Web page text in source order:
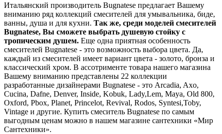
Итальянский производитель Bugnatese предлагает Вашему
вниманию ряд коллекций смесителей для умывальника, биде,
ванны, душа и для кухни. Так же, среди моделей смесителей
Bugnatese, Вы сможете выбрать душевую стойку с
тропическим душем. Еще одна приятная особенность
смесителей Bugnatese - это возможность выбора цвета. Да,
каждый из смесителей имеет вариант цвета - золото, бронза и
классический хром. В ассотрименте товара нашего магазина
Вашему вниманию представлены 22 коллекции
разработанные дизайнерами Bugnatese - это Arcadia, Axo,
Cucina, Dafne, Denver, Inside, Kobuk, Lady,Lem, Maya, Old 800,
Oxford, Pbox, Planet, Princelot, Revival, Rodos, Syntesi,Toby,
Vintage и другие. Купить смеситель Bugnatese по самым
выгодным ценам можно в нашем магазине сантехники «Мир
Сантехники».